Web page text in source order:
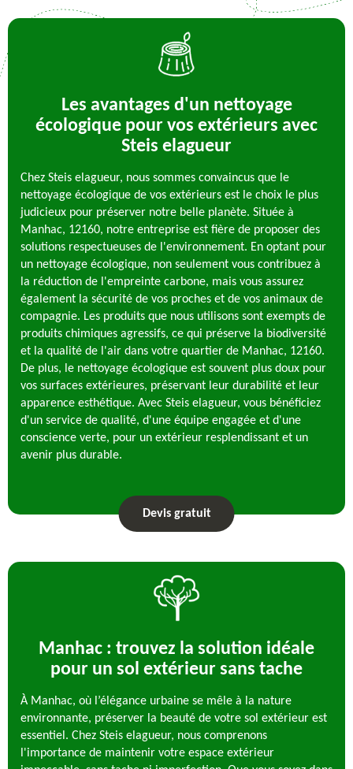
Les avantages d'un nettoyage
écologique pour vos extérieurs avec
Steis elagueur
Chez Steis elagueur, nous sommes convaincus que le
nettoyage écologique de vos extérieurs est le choix le plus
judicieux pour préserver notre belle planète. Située à
Manhac, 12160, notre entreprise est fière de proposer des
solutions respectueuses de l'environnement. En optant pour
un nettoyage écologique, non seulement vous contribuez à
la réduction de l'empreinte carbone, mais vous assurez
également la sécurité de vos proches et de vos animaux de
compagnie. Les produits que nous utilisons sont exempts de
produits chimiques agressifs, ce qui préserve la biodiversité
et la qualité de l'air dans votre quartier de Manhac, 12160.
De plus, le nettoyage écologique est souvent plus doux pour
vos surfaces extérieures, préservant leur durabilité et leur
apparence esthétique. Avec Steis elagueur, vous bénéficiez
d'un service de qualité, d'une équipe engagée et d'une
conscience verte, pour un extérieur resplendissant et un
avenir plus durable.
Devis gratuit
Manhac : trouvez la solution idéale
pour un sol extérieur sans tache
À Manhac, où l’élégance urbaine se mêle à la nature
environnante, préserver la beauté de votre sol extérieur est
essentiel. Chez Steis elagueur, nous comprenons
l'importance de maintenir votre espace extérieur